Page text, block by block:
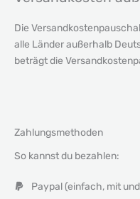
Die
alle Länder außerhalb
beträgt die
Zahlungsmethoden
So kannst du bezahlen:
Paypal (einfach, mit